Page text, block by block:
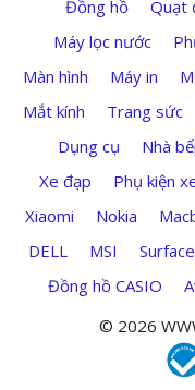
Đồng hồ
Quạt
Máy lọc nước
Màn hình
Máy in
Mắt kính
Trang sức
Dụng cụ
Nhà
Xe đạp
Phụ kiện
Xiaomi
Nokia
DELL
MSI Surface
Đồng hồ CASIO
© 2026